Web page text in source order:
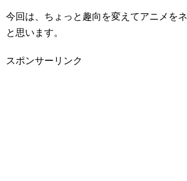
今回は、ちょっと趣向を変えてアニメを
と思います。
スポンサーリンク